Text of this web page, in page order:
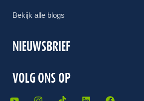
Bekijk alle blogs
NIEUWSBRIEF
VOLG ONS OP
Y
I
T
L
F